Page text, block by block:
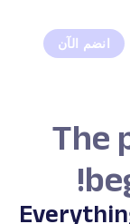
انضم الآن
The